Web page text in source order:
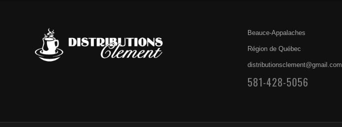
Beauce-Appalaches
Région de Québec
distributionsclement@gmail.com
581-428-5056